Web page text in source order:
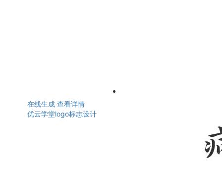
在线生成 查看详情
优云学堂logo标志设计